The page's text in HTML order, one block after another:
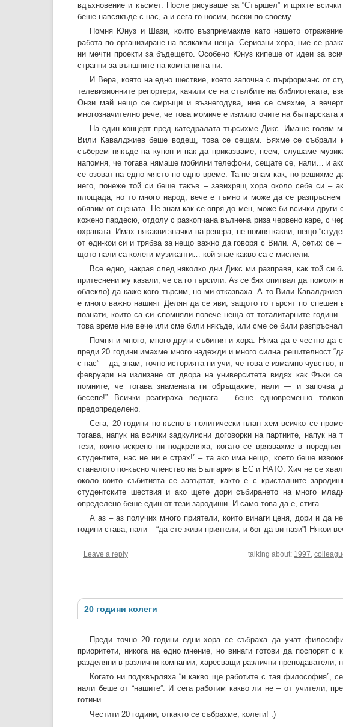
вдъхновение и късмет. После рисуваше за “Стършел” и щяхте
беше навсякъде с нас, а и сега го носим, всеки по своему.
Помня Юнуз и Шази, които възприемахме като нашето
работа по организиране на всякакви неща. Сериозни хора, ние се
ни мечти проекти за бъдещето. Особено Юнуз кипеше от идеи за
странни за външните на компанията ни.
И Вера, която на едно шествие, което започна с пърформанс от
телевизионните репортери, качили се на стълбите на библиотеката,
Онзи май нещо се смръщи и възнегодува, ние се смяхме, а
многозначително рече, че това момиче е измило очите на българската
На един концерт пред катедралата търсихме Дикс. Имаше голям
Вили Кавалджиев беше водещ, това се сещам. Бяхме се събрали
съберем някъде на купон и пак да приказваме, пеем, слушаме
напомня, че тогава нямаше мобилни телефони, сещате се, нали… и
се озоват на едно място по едно време. Та не знам как, но решихме
него, понеже той си беше такъв – завихрящ хора около себе си –
площада, но то много народ, вече е тъмно и може да се
обявим от сцената. Не знам как се опря до мен, може би всички
кожено пардесю, отдолу с разкопчана вълнена риза червено каре, с
охраната. Имах някакви значки на ревера, не помня какви, нещо
от еди-кои си и трябва за нещо важно да говоря с Вили. А, сетих се
щото нали са колеги музиканти… кой знае какво са с мислели.
Все едно, накрая след няколко дни Дикс ми разправя, как той си
притеснени му казали, че са го търсили. Аз се бях опитвал да
облекло) да каже кого търсим, но ми отказваха. А то Вили
е много важно нашият Делян да се яви, защото го търсят по
познати, които са си спомняли повече неща от тоталитарните
това време ние вече или сме били някъде, или сме се били
Помня и много, много други събития и хора. Няма да е честно
преди 20 години имахме много надежди и много силна решителност
с нас” – да, знам, точно историята ни учи, че това е измамно
февруари на излизане от двора на университета видях как Фъки
помните, че тогава знамената ги обръщахме, нали — и
бесепе!” Всички реагираха веднага – беше едновременно
предопределено.
Сега, 20 години по-късно в политически план хем всичко се
тогава, напук на всички задкулисни договорки на партиите, напук
тези, които искрено ни подкрепяха, когато се врязвахме в
студентите, нас не ни е страх!” – та ако има нещо, което беше
станалото по-късно членство на България в ЕС и НАТО. Хич не се
около които събитията се завъртат, както е с кристалните
студентските шествия и ако щете дори събирането на много
определено беше един от тези зародиши. И само това да е, стига.
А аз – аз получих много приятели, които винаги ценя, дори и
години става, нали – “да сте живи приятели, и бог да ви пази”! Някои
Leave a reply talking about: 1997 ,
20 години колеги
Преди точно 20 години едни хора се събраха да учат
приоритети, никога на едно мнение, но винаги готови да поспорят
разделяни в различни компании, харесващи различни преподаватели,
Когато ни подхвърляха “и какво ще работите с тая философия”,
нали беше от “нашите”. И сега работим какво ли не – от учители,
готини.
Честити 20 години, откакто се събрахме, колеги! :)